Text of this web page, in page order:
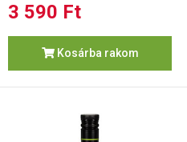
3 590 Ft
Kosárba rakom